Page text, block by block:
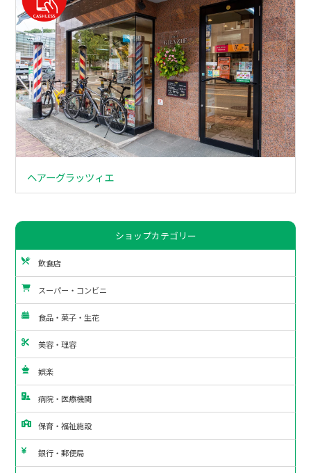
ヘアーグラッツィエ
ショップカテゴリー
飲食店
スーパー・コンビニ
食品・菓子・生花
美容・理容
娯楽
病院・医療機関
保育・福祉施設
銀行・郵便局